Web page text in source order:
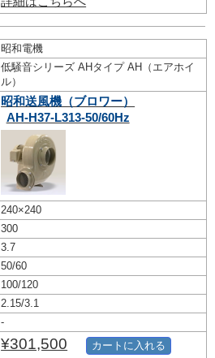
昭和電機
低騒音シリーズ AHタイプ AH（エアホイ
ル）
昭和送風機（ブロワー）
AH-H37-L313-50/60Hz
240×240
300
3.7
50/60
100/120
2.15/3.1
-
¥301,500 カートに入れる